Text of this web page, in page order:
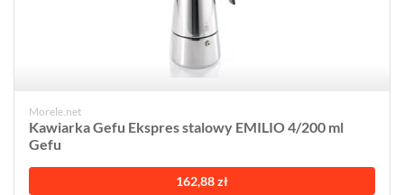
Morele.net
Kawiarka Gefu Ekspres stalowy EMILIO 4/200 ml
Gefu
162,88 zł